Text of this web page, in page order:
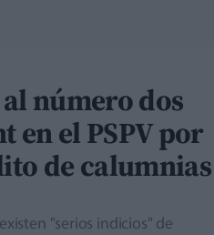
número dos
en el PSPV por
de calumnias
"serios indicios" de